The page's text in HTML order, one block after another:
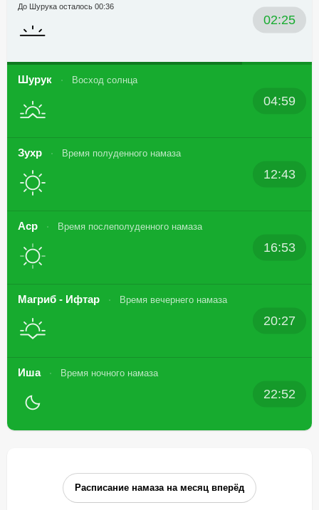
02:25
До Шурука осталось 00:36
Шурук Восход солнца
04:59
Зухр Время полуденного намаза
12:43
Аср Время послеполуденного намаза
16:53
Магриб - Ифтар Время вечернего намаза
20:27
Иша Время ночного намаза
22:52
Расписание намаза на месяц вперёд